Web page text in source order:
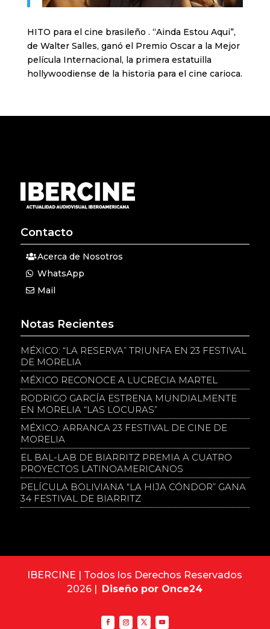
HITO para el cine brasileño . “Ainda Estou Aqui”,
de Walter Salles, ganó el Premio Oscar a la Mejor
película Internacional, la primera estatuilla
hollywoodiense de la historia para el cine carioca.
Contacto
Acerca de Nosotros
WhatsApp
Mail
Notas Recientes
MÉXICO: “LA RESERVA” TRIUNFA EN 23 FESTIVAL
DE MORELIA
MÉXICO RECONOCE A LUCRECIA MARTEL
RODRIGO GARCÍA ESTRENA MUNDIALMENTE
EN MORELIA “LAS LOCURAS”
MÉXICO: ARRANCA 23 FESTIVAL DE CINE DE
MORELIA
EL BAL-LAB DE BIARRITZ PREMIA A CUATRO
PROYECTOS LATINOAMERICANOS
PELÍCULA BOLIVIANA “LA HIJA CÓNDOR” GANA
34 FESTIVAL DE BIARRITZ
IBERCINE | Todos los Derechos Reservados
2026 | Diseño por Once24